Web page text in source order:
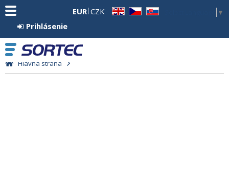
▼
EN CZ SK
EUR CZK
Prihlásenie
Hlavná strana